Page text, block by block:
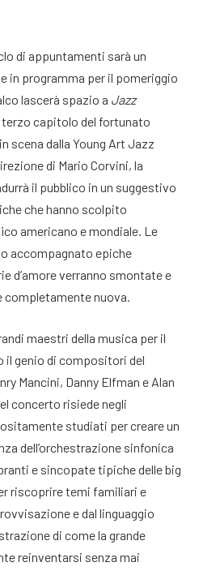
di appuntamenti sarà un
in programma per il pomeriggio
lascerà spazio a Jazz
terzo capitolo del fortunato
scena dalla Young Art Jazz
di Mario Corvini, la
il pubblico in un suggestivo
che hanno scolpito
americano e mondiale. Le
accompagnato epiche
d’amore verranno smontate e
completamente nuova.
maestri della musica per il
il genio di compositori del
Mancini, Danny Elfman e Alan
concerto risiede negli
studiati per creare un
dell’orchestrazione sinfonica
e sincopate tipiche delle big
riscoprire temi familiari e
e dal linguaggio
di come la grande
reinventarsi senza mai